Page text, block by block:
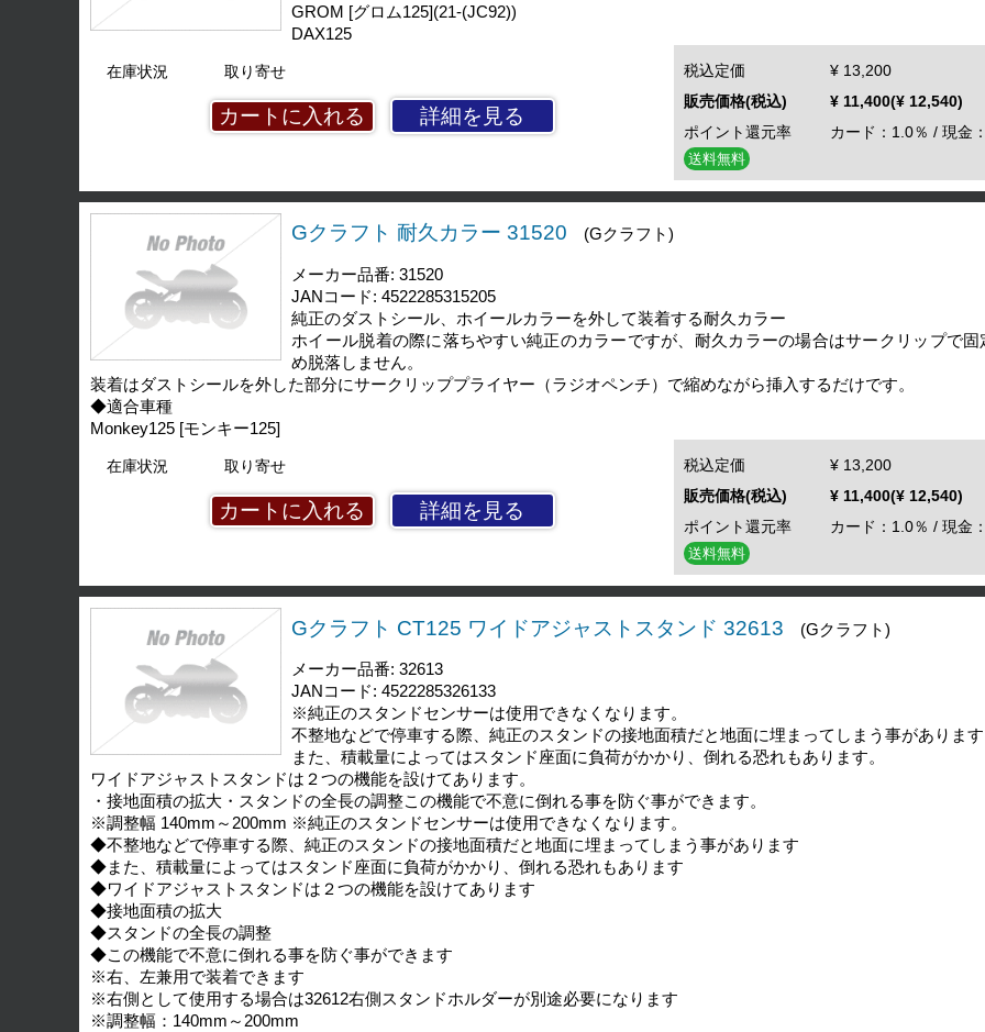
GROM [グロム125](21-(JC92))
DAX125
在庫状況 取り寄せ
詳細を見る
税込定価
¥ 13,200
販売価格(税込)
¥ 11,400(¥ 12,540)
ポイント還元率
カード：1.0％ / 現金
送料無料
Gクラフト 耐久カラー 31520 (Gクラフト)
メーカー品番: 31520
JANコード: 4522285315205
純正のダストシール、ホイールカラーを外して装着する耐久カラー
ホイール脱着の際に落ちやすい純正のカラーですが、耐久カラーの場合はサークリップで
め脱落しません。
装着はダストシールを外した部分にサークリッププライヤー（ラジオペンチ）で縮めながら挿入するだけです。
◆適合車種
Monkey125 [モンキー125]
在庫状況 取り寄せ
詳細を見る
税込定価
¥ 13,200
販売価格(税込)
¥ 11,400(¥ 12,540)
ポイント還元率
カード：1.0％ / 現金
送料無料
Gクラフト CT125 ワイドアジャストスタンド 32613 (Gクラフト)
メーカー品番: 32613
JANコード: 4522285326133
※純正のスタンドセンサーは使用できなくなります。
不整地などで停車する際、純正のスタンドの接地面積だと地面に埋まってしまう事がありま
また、積載量によってはスタンド座面に負荷がかかり、倒れる恐れもあります。
ワイドアジャストスタンドは２つの機能を設けてあります。
・接地面積の拡大・スタンドの全長の調整この機能で不意に倒れる事を防ぐ事ができます。
※調整幅 140mm～200mm ※純正のスタンドセンサーは使用できなくなります。
◆不整地などで停車する際、純正のスタンドの接地面積だと地面に埋まってしまう事があります
◆また、積載量によってはスタンド座面に負荷がかかり、倒れる恐れもあります
◆ワイドアジャストスタンドは２つの機能を設けてあります
◆接地面積の拡大
◆スタンドの全長の調整
◆この機能で不意に倒れる事を防ぐ事ができます
※右、左兼用で装着できます
※右側として使用する場合は32612右側スタンドホルダーが別途必要になります
※調整幅：140mm～200mm